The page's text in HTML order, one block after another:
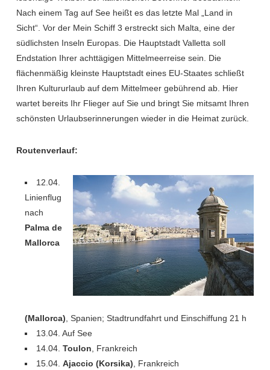
Nach einem Tag auf See heißt es das letzte Mal „Land in
Sicht“. Vor der Mein Schiff 3 erstreckt sich Malta, eine der
südlichsten Inseln Europas. Die Hauptstadt Valletta soll
Endstation Ihrer achttägigen Mittelmeerreise sein. Die
flächenmäßig kleinste Hauptstadt eines EU-Staates schließt
Ihren Kultururlaub auf dem Mittelmeer gebührend ab. Hier
wartet bereits Ihr Flieger auf Sie und bringt Sie mitsamt Ihren
schönsten Urlaubserinnerungen wieder in die Heimat zurück.
Routenverlauf:
12.04.
Linienflug
nach
Palma de
Mallorca
(Mallorca) , Spanien; Stadtrundfahrt und Einschiffung 21 h
13.04. Auf See
14.04. Toulon , Frankreich
15.04. Ajaccio (Korsika) , Frankreich